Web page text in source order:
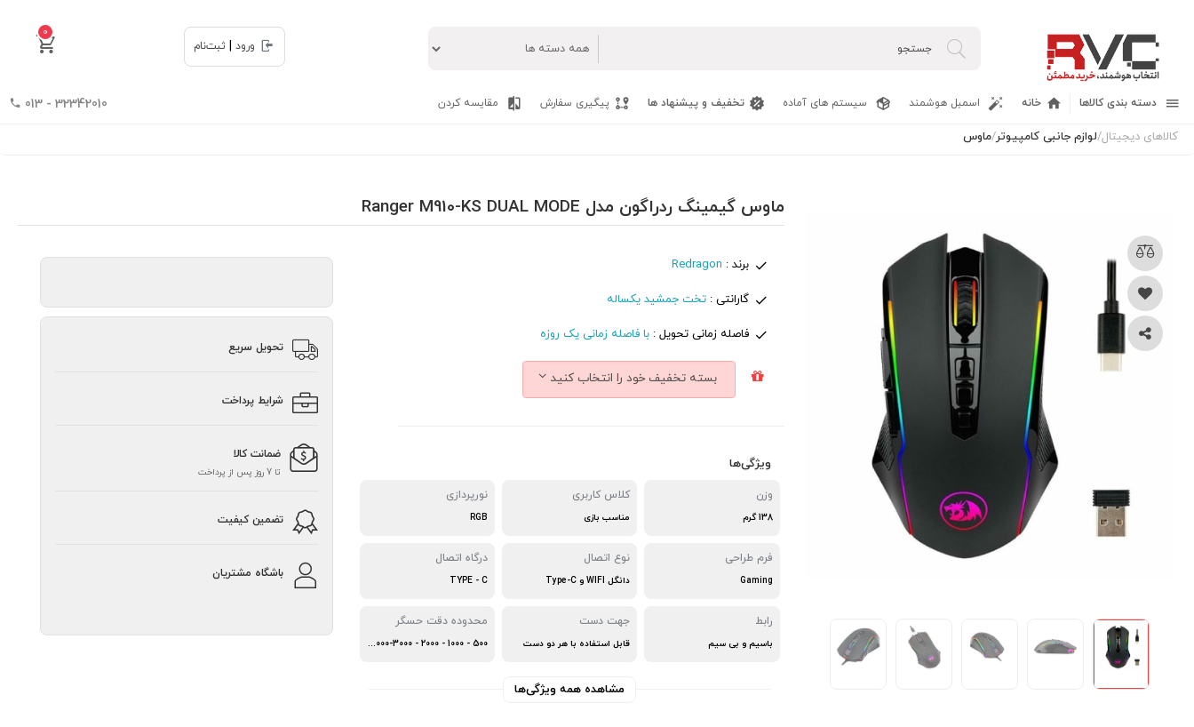
0
ورود
ثبت‌نام
دسته بندی کالاها خانه اسمبل هوشمند سیستم های آماده تخفیف و پیشنهاد ها پیگیری سفارش مقایسه کردن 32342010 - 013
کالاهای دیجیتال/لوازم جانبی کامپیوتر/ماوس
ماوس گیمینگ ردراگون مدل Ranger M910-KS DUAL MODE
برند : Redragon
گارانتی : تخت جمشید یکساله
فاصله زمانی تحویل : با فاصله زمانی یک روزه
بسته تخفیف خود را انتخاب کنید
ویژگی‌ها
وزن
138 گرم
کلاس کاربری
مناسب بازی
نورپردازی
RGB
فرم طراحی
Gaming
نوع اتصال
دانگل WIFI و Type-C
درگاه اتصال
TYPE - C
رابط
باسیم و بی سیم
جهت دست
قابل استفاده با هر دو دست
محدوده دقت حسگر
500 - 1000 - 2000 - 4000-3000 نقطه بر اینچ
مشاهده همه ویژگی‌ها
تحویل سریع
شرایط پرداخت
ضمانت کالا
تا 7 روز پس از پرداخت
تضمین کیفیت
باشگاه مشتریان